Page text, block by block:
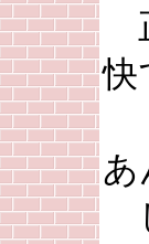
快
あ